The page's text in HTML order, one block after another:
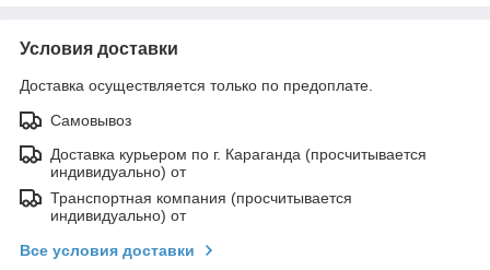
Условия доставки
Доставка осуществляется только по предоплате.
Самовывоз
Доставка курьером по г. Караганда (просчитывается
индивидуально) от
Транспортная компания (просчитывается
индивидуально) от
Все условия доставки